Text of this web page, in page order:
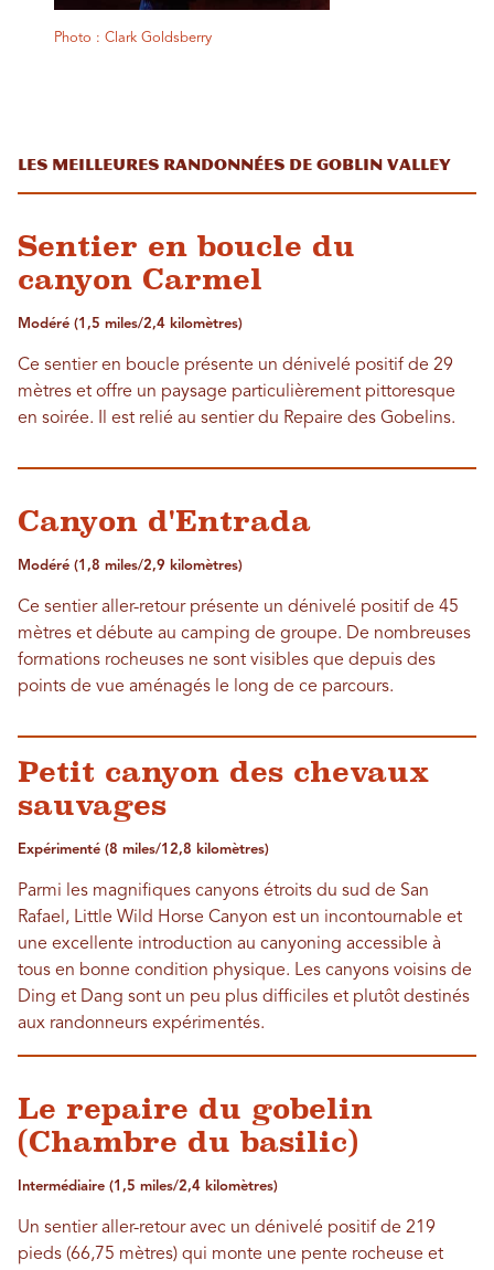
Photo : Clark Goldsberry
Les meilleures randonnées de Goblin Valley
Sentier en boucle du
canyon Carmel
Modéré (1,5 miles/2,4 kilomètres)
Ce sentier en boucle présente un dénivelé positif de 29
mètres et offre un paysage particulièrement pittoresque
en soirée. Il est relié au sentier du Repaire des Gobelins.
Canyon d'Entrada
Modéré (1,8 miles/2,9 kilomètres)
Ce sentier aller-retour présente un dénivelé positif de 45
mètres et débute au camping de groupe. De nombreuses
formations rocheuses ne sont visibles que depuis des
points de vue aménagés le long de ce parcours.
Petit canyon des chevaux
sauvages
Expérimenté (8 miles/12,8 kilomètres)
Parmi les magnifiques canyons étroits du sud de San
Rafael, Little Wild Horse Canyon est un incontournable et
une excellente introduction au canyoning accessible à
tous en bonne condition physique. Les canyons voisins de
Ding et Dang sont un peu plus difficiles et plutôt destinés
aux randonneurs expérimentés.
Le repaire du gobelin
(Chambre du basilic)
Intermédiaire (1,5 miles/2,4 kilomètres)
Un sentier aller-retour avec un dénivelé positif de 219
pieds (66,75 mètres) qui monte une pente rocheuse et